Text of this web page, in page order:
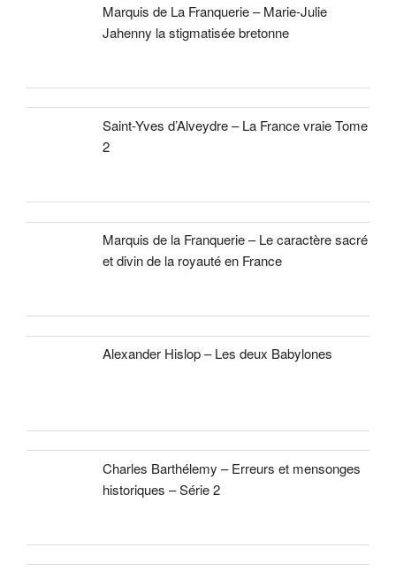
Marquis de La Franquerie – Marie-Julie
Jahenny la stigmatisée bretonne
Saint-Yves d’Alveydre – La France vraie Tome
2
Marquis de la Franquerie – Le caractère sacré
et divin de la royauté en France
Alexander Hislop – Les deux Babylones
Charles Barthélemy – Erreurs et mensonges
historiques – Série 2